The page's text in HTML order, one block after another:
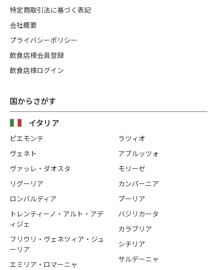
国からさがす
イタリア
ピエモンテ
ヴェネト
ヴァッレ・ダオスタ
リグーリア
ロンバルディア
トレンティーノ・アルト・アデ
ィジェ
フリウリ・ヴェネツィア・ジュ
ーリア
エミリア・ロマーニャ
ラツィオ
アブルッツォ
モリーゼ
カンパーニア
プーリア
バジリカータ
カラブリア
シチリア
サルデーニャ
特定商取引法に基づく表記
会社概要
プライバシーポリシー
飲食店様会員登録
飲食店様ログイン